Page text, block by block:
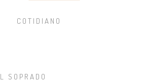
COTIDIANO
SOPRADO